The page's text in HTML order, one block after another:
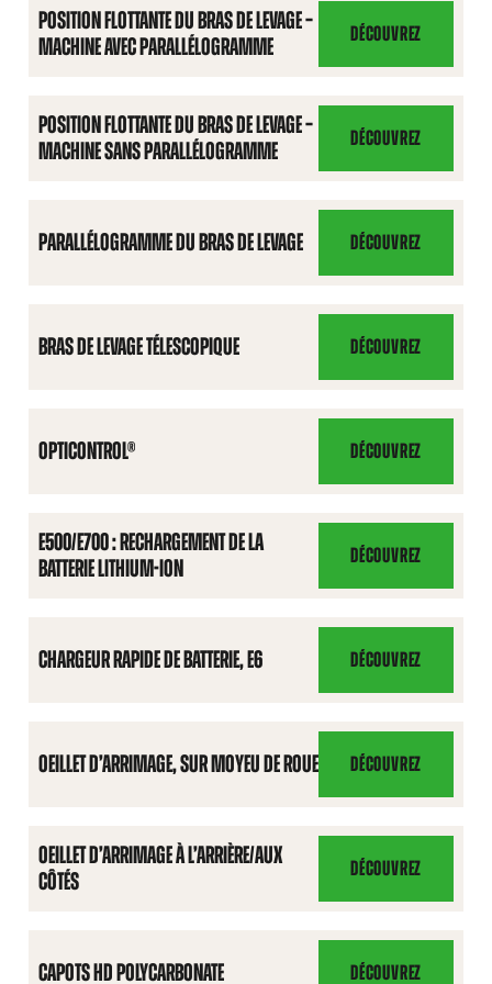
POSITION FLOTTANTE DU BRAS DE LEVAGE –
MACHINE AVEC PARALLÉLOGRAMME
DÉCOUVREZ
POSITION
FLOTTANTE
DU
BRAS
–
MACHINE
AVEC
POSITION FLOTTANTE DU BRAS DE LEVAGE –
MACHINE SANS PARALLÉLOGRAMME
DÉCOUVREZ
POSITION
FLOTTANTE
DU
BRAS
–
MACHINE
SANS
PARALLÉLOGRAMME DU BRAS DE LEVAGE DÉCOUVREZ
PARALLÉLOGRAMME
DU
BRAS
DE
BRAS DE LEVAGE TÉLESCOPIQUE DÉCOUVREZ
BRAS
DE
LEVAGE
TÉLESCOPIQUE
OPTICONTROL® DÉCOUVREZ
OPTICONTROL®
E500/E700 : RECHARGEMENT DE LA
BATTERIE LITHIUM-ION
DÉCOUVREZ
E500/E700
:
RECHARGEMENT
DE
LITHIUM-
ION
CHARGEUR RAPIDE DE BATTERIE, E6 DÉCOUVREZ
CHARGEUR
RAPIDE
DE
BATTERIE,
OEILLET D’ARRIMAGE, SUR MOYEU DE ROUE DÉCOUVREZ
OEILLET
D’ARRIMAGE,
SUR
MOYEU
OEILLET D’ARRIMAGE À L’ARRIÈRE/AUX
CÔTÉS
DÉCOUVREZ
OEILLET
D’ARRIMAGE
À
L’ARRIÈRE/AUX
CAPOTS HD POLYCARBONATE DÉCOUVREZ